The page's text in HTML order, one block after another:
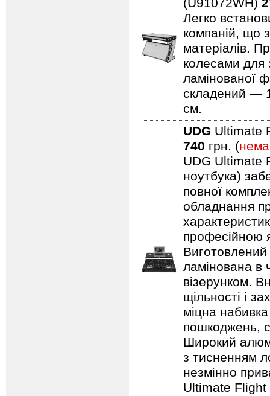
(U91072WH)
Легко
компаній, що
матеріалів.
колесами для
ламінованої
складений —
см.
UDG Ultimate
740 грн. (
UDG Ultimate
ноутбука)
повної
обладнання
професійною
ламінована в
візерунком.
щільності і
міцна
пошкоджень,
Широкий
з тисненням
незмінно
Ultimate